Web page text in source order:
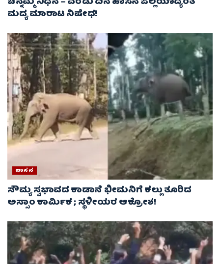
ಮದ್ಯ ಮಾರಾಟ ನಿಷೇಧ!
ಹಾಸನ
ಸೌಮ್ಯ ಸ್ವಭಾವದ ಕಾಡಾನೆ ಭೀಮನಿಗೆ ಕಲ್ಲು ತೂರಿದ
ಅಸ್ಸಾಂ ಕಾರ್ಮಿಕ ; ಸ್ಥಳೀಯರ ಆಕ್ರೋಶ!